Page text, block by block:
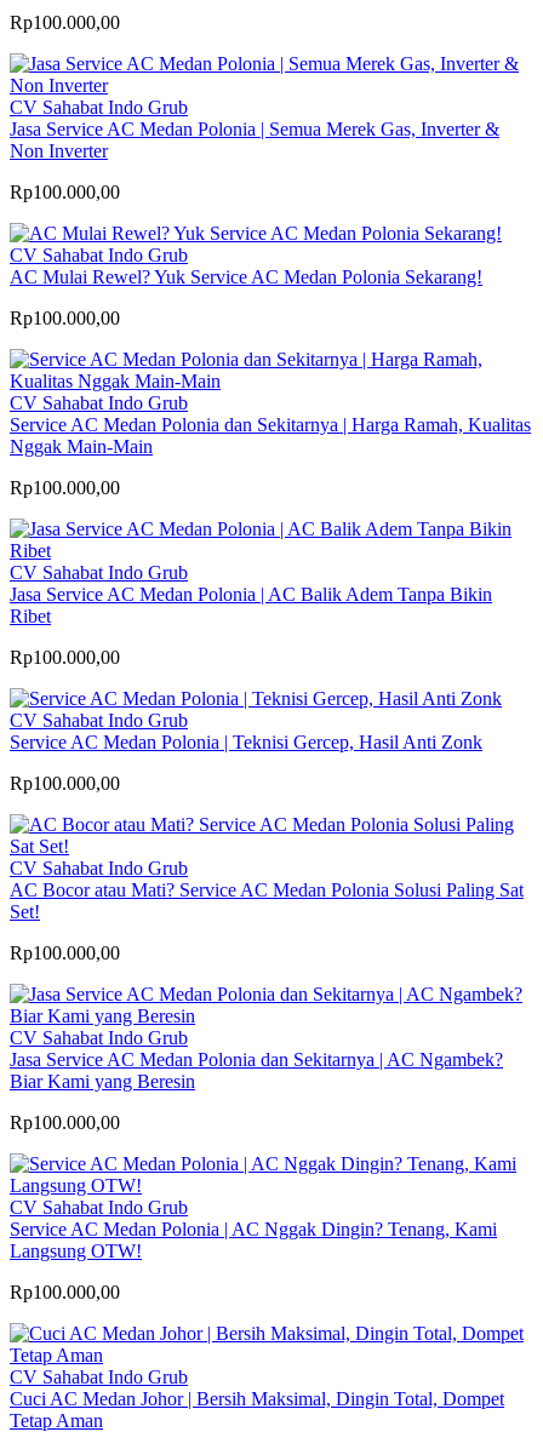
Rp100.000,00
CV Sahabat Indo Grub
Jasa Service AC Medan Polonia | Semua Merek Gas, Inverter &
Non Inverter
Rp100.000,00
CV Sahabat Indo Grub
AC Mulai Rewel? Yuk Service AC Medan Polonia Sekarang!
Rp100.000,00
CV Sahabat Indo Grub
Service AC Medan Polonia dan Sekitarnya | Harga Ramah, Kualitas
Nggak Main-Main
Rp100.000,00
CV Sahabat Indo Grub
Jasa Service AC Medan Polonia | AC Balik Adem Tanpa Bikin
Ribet
Rp100.000,00
CV Sahabat Indo Grub
Service AC Medan Polonia | Teknisi Gercep, Hasil Anti Zonk
Rp100.000,00
CV Sahabat Indo Grub
AC Bocor atau Mati? Service AC Medan Polonia Solusi Paling Sat
Set!
Rp100.000,00
CV Sahabat Indo Grub
Jasa Service AC Medan Polonia dan Sekitarnya | AC Ngambek?
Biar Kami yang Beresin
Rp100.000,00
CV Sahabat Indo Grub
Service AC Medan Polonia | AC Nggak Dingin? Tenang, Kami
Langsung OTW!
Rp100.000,00
CV Sahabat Indo Grub
Cuci AC Medan Johor | Bersih Maksimal, Dingin Total, Dompet
Tetap Aman